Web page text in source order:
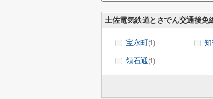
土佐電気鉄道とさでん交通後免
宝永町(1)
領石通(1)